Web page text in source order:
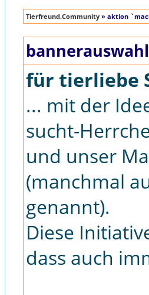
Tierfreund.Community » aktion
für tierliebe
... mit der
sucht-
und unser
(manchmal
genannt).
Diese
dass auch